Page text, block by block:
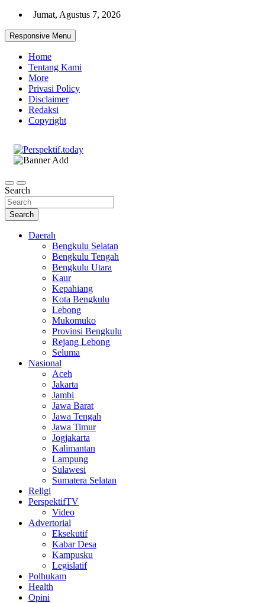
Skip
content
Jumat, Agustus 7, 2026
Responsive Menu
Home
Tentang Kami
More
Privasi Policy
Disclaimer
Redaksi
Copyright
Search
Search
Daerah
Bengkulu Selatan
Bengkulu Tengah
Bengkulu Utara
Kaur
Kepahiang
Kota Bengkulu
Lebong
Mukomuko
Provinsi Bengkulu
Rejang Lebong
Seluma
Nasional
Aceh
Jakarta
Jambi
Jawa Barat
Jawa Tengah
Jawa Timur
Jogjakarta
Kalimantan
Lampung
Sulawesi
Sumatera Selatan
Religi
PerspektifTV
Video
Advertorial
Eksekutif
Kabar Desa
Kampusku
Legislatif
Polhukam
Health
Opini